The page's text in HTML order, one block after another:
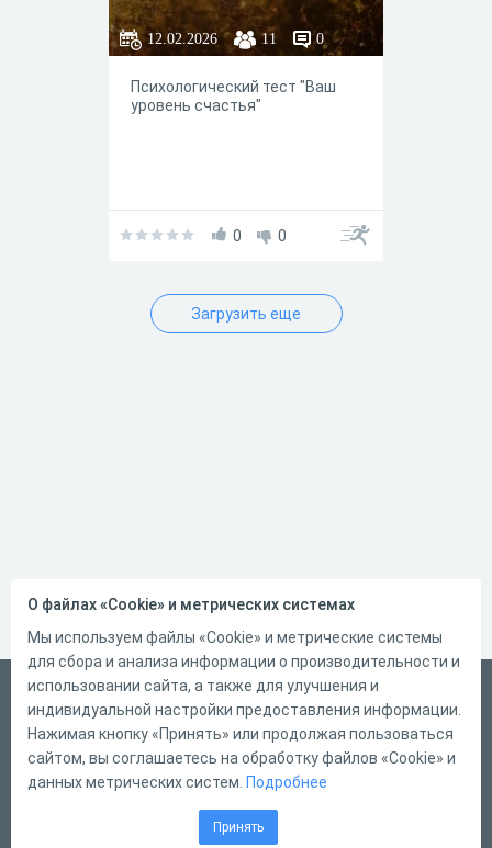
12.02.2026 11 0
Психологический тест "Ваш
уровень счастья"
0 0
Загрузить еще
Русский
Справка
Форма обратной связи
О файлах «Cookie» и метрических системах
Мы используем файлы «Cookie» и метрические системы
для сбора и анализа информации о производительности и
использовании сайта, а также для улучшения и
индивидуальной настройки предоставления информации.
Нажимая кнопку «Принять» или продолжая пользоваться
сайтом, вы соглашаетесь на обработку файлов «Cookie» и
данных метрических систем. Подробнее
Принять